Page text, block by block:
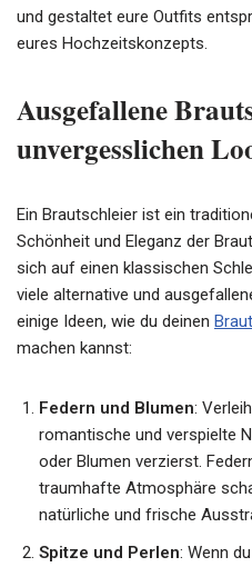
und gestaltet eure Outfits
eures Hochzeitskonzepts.
Ausgefallene
unvergesslichen
Ein Brautschleier ist ein
Schönheit und Eleganz der
sich auf einen klassischen
viele alternative und
einige Ideen, wie du deinen
machen kannst:
Federn und Blumen:
romantische und verspielte
oder Blumen verzierst.
traumhafte Atmosphäre
natürliche und frische
Spitze und Perlen: Wenn